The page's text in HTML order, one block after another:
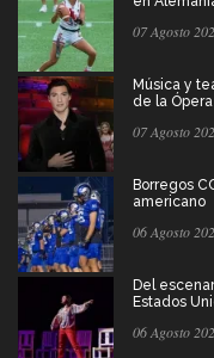
07 Agosto
Música y
de la
07 Agosto
Borregos
americano
06 Agosto
Del
Estados
06 Agosto